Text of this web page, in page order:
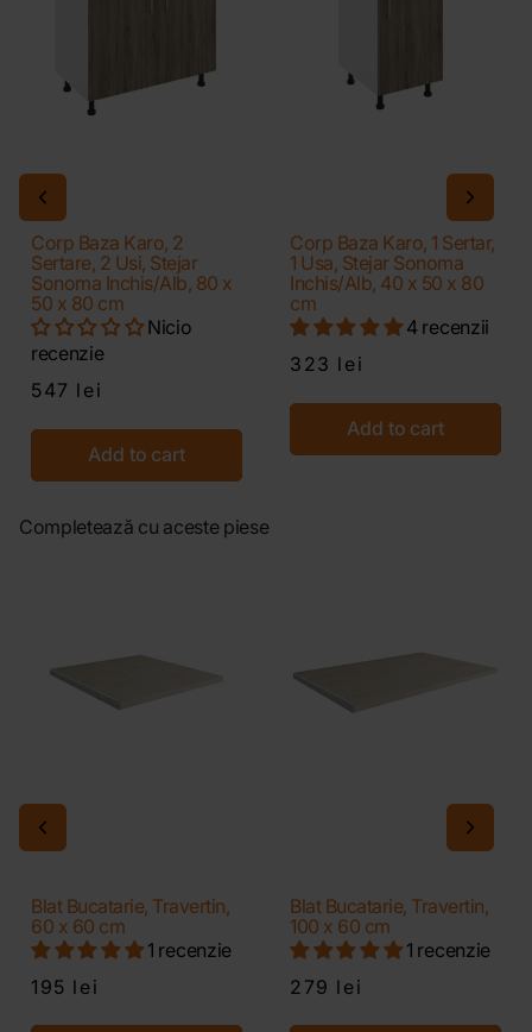
Corp Baza Karo, 2
Sertare, 2 Usi, Stejar
Sonoma Inchis/Alb, 80 x
50 x 80 cm
Nicio
recenzie
547 lei
Add to cart
Corp Baza Karo, 1 Sertar,
1 Usa, Stejar Sonoma
Inchis/Alb, 40 x 50 x 80
cm
4 recenzii
323 lei
Add to cart
Completează cu aceste piese
Blat Bucatarie, Travertin,
60 x 60 cm
1 recenzie
195 lei
Blat Bucatarie, Travertin,
100 x 60 cm
1 recenzie
279 lei